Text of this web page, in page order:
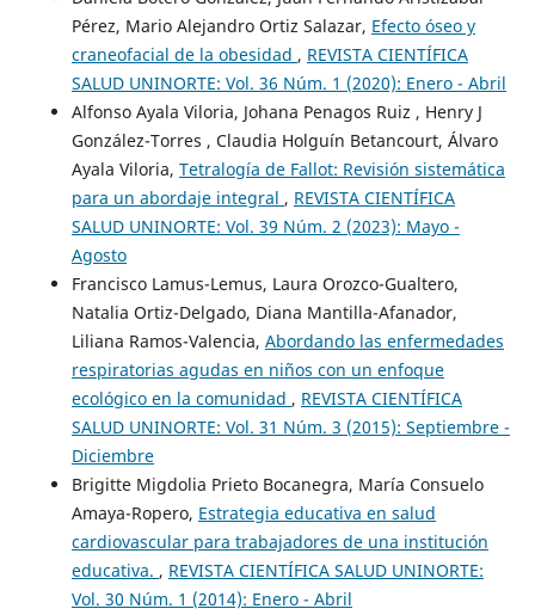
Pérez, Mario Alejandro Ortiz Salazar, Efecto óseo y
craneofacial de la obesidad , REVISTA CIENTÍFICA
SALUD UNINORTE: Vol. 36 Núm. 1 (2020): Enero - Abril
Alfonso Ayala Viloria, Johana Penagos Ruiz , Henry J
González-Torres , Claudia Holguín Betancourt, Álvaro
Ayala Viloria, Tetralogía de Fallot: Revisión sistemática
para un abordaje integral , REVISTA CIENTÍFICA
SALUD UNINORTE: Vol. 39 Núm. 2 (2023): Mayo -
Agosto
Francisco Lamus-Lemus, Laura Orozco-Gualtero,
Natalia Ortiz-Delgado, Diana Mantilla-Afanador,
Liliana Ramos-Valencia, Abordando las enfermedades
respiratorias agudas en niños con un enfoque
ecológico en la comunidad , REVISTA CIENTÍFICA
SALUD UNINORTE: Vol. 31 Núm. 3 (2015): Septiembre -
Diciembre
Brigitte Migdolia Prieto Bocanegra, María Consuelo
Amaya-Ropero, Estrategia educativa en salud
cardiovascular para trabajadores de una institución
educativa. , REVISTA CIENTÍFICA SALUD UNINORTE:
Vol. 30 Núm. 1 (2014): Enero - Abril